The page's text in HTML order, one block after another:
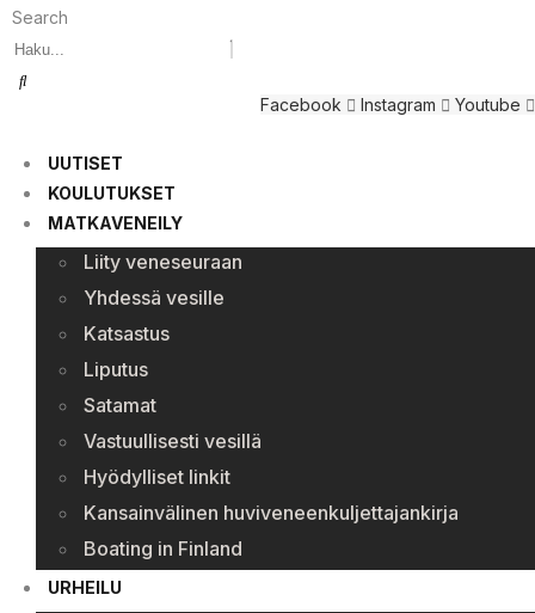
Search
Facebook Instagram Youtube
UUTISET
KOULUTUKSET
MATKAVENEILY
Liity veneseuraan
Yhdessä vesille
Katsastus
Liputus
Satamat
Vastuullisesti vesillä
Hyödylliset linkit
Kansainvälinen huviveneenkuljettajankirja
Boating in Finland
URHEILU